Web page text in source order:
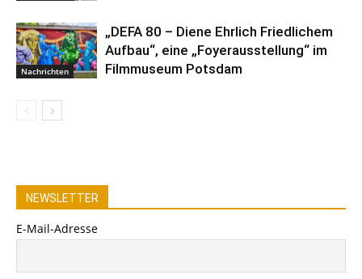
Nachrichten
„DEFA 80 – Diene Ehrlich Friedlichem
Aufbau“, eine „Foyerausstellung“ im
Filmmuseum Potsdam
NEWSLETTER
E-Mail-Adresse